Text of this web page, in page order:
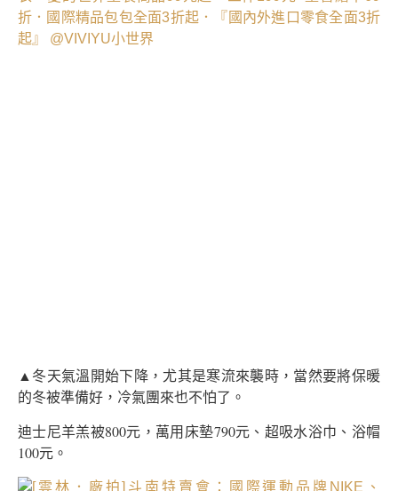
▲冬天氣溫開始下降，尤其是寒流來襲時，當然要將保暖
的冬被準備好，冷氣團來也不怕了。
迪士尼羊羔被800元，萬用床墊790元、超吸水浴巾、浴帽
100元。